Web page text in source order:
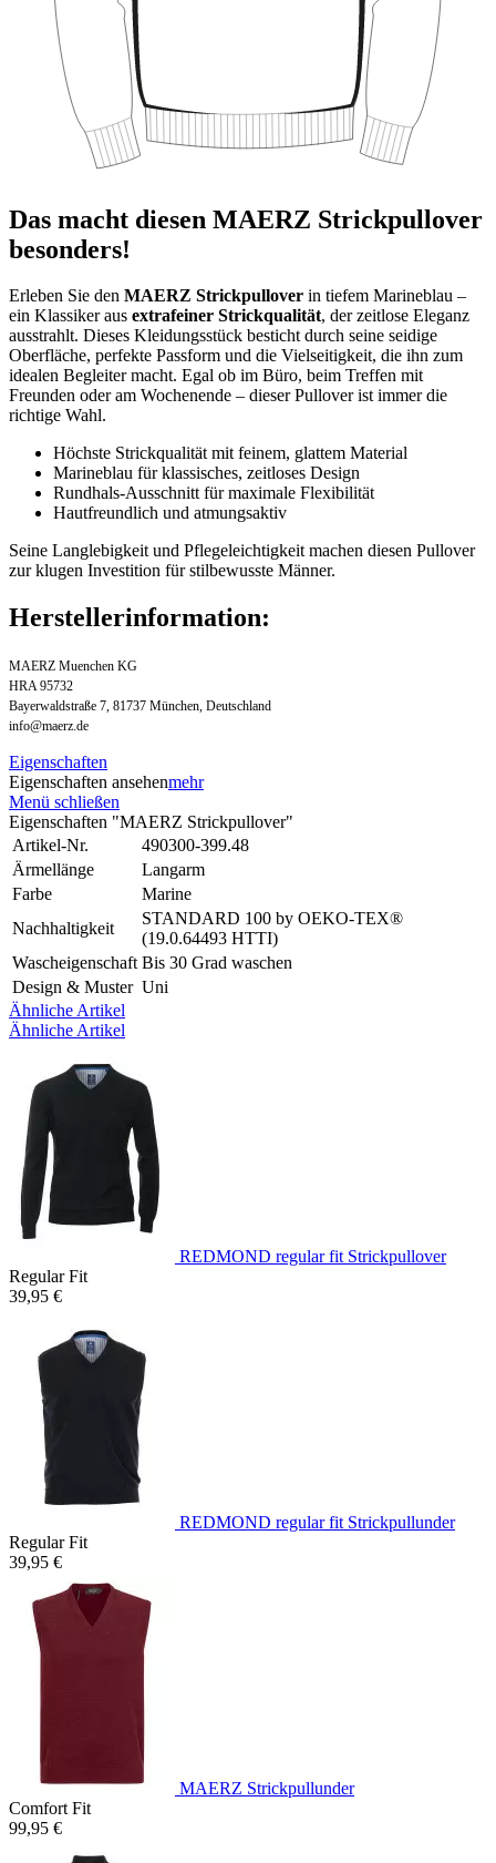
Das macht diesen MAERZ Strickpullover
besonders!
Erleben Sie den MAERZ Strickpullover in tiefem Marineblau –
ein Klassiker aus extrafeiner Strickqualität, der zeitlose Eleganz
ausstrahlt. Dieses Kleidungsstück besticht durch seine seidige
Oberfläche, perfekte Passform und die Vielseitigkeit, die ihn zum
idealen Begleiter macht. Egal ob im Büro, beim Treffen mit
Freunden oder am Wochenende – dieser Pullover ist immer die
richtige Wahl.
Höchste Strickqualität mit feinem, glattem Material
Marineblau für klassisches, zeitloses Design
Rundhals-Ausschnitt für maximale Flexibilität
Hautfreundlich und atmungsaktiv
Seine Langlebigkeit und Pflegeleichtigkeit machen diesen Pullover
zur klugen Investition für stilbewusste Männer.
Herstellerinformation:
MAERZ Muenchen KG
HRA 95732
Bayerwaldstraße 7, 81737 München, Deutschland
info@maerz.de
Eigenschaften
Eigenschaften ansehenmehr
Menü schließen
Eigenschaften "MAERZ Strickpullover"
Artikel-Nr.
490300-399.48
Ärmellänge
Langarm
Farbe
Marine
Nachhaltigkeit
STANDARD 100 by OEKO-TEX®
(19.0.64493 HTTI)
Wascheigenschaft Bis 30 Grad waschen
Design & Muster Uni
Ähnliche Artikel
Ähnliche Artikel
REDMOND regular fit Strickpullover
Regular Fit
39,95 €
REDMOND regular fit Strickpullunder
Regular Fit
39,95 €
MAERZ Strickpullunder
Comfort Fit
99,95 €